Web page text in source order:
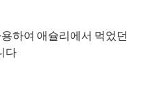
하여 애슐리에서 먹었던
다